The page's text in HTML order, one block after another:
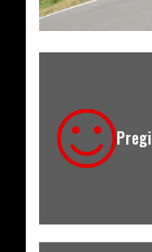
€ 3.250
Pregi